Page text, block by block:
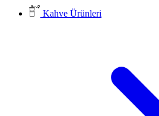
Kahve Ürünleri